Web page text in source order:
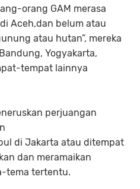
orang GAM merasa
Aceh,dan belum atau
atau hutan”, mereka
Yogyakarta,
tempat lainnya
perjuangan
di Jakarta atau ditempat
dan meramaikan
tema tertentu.